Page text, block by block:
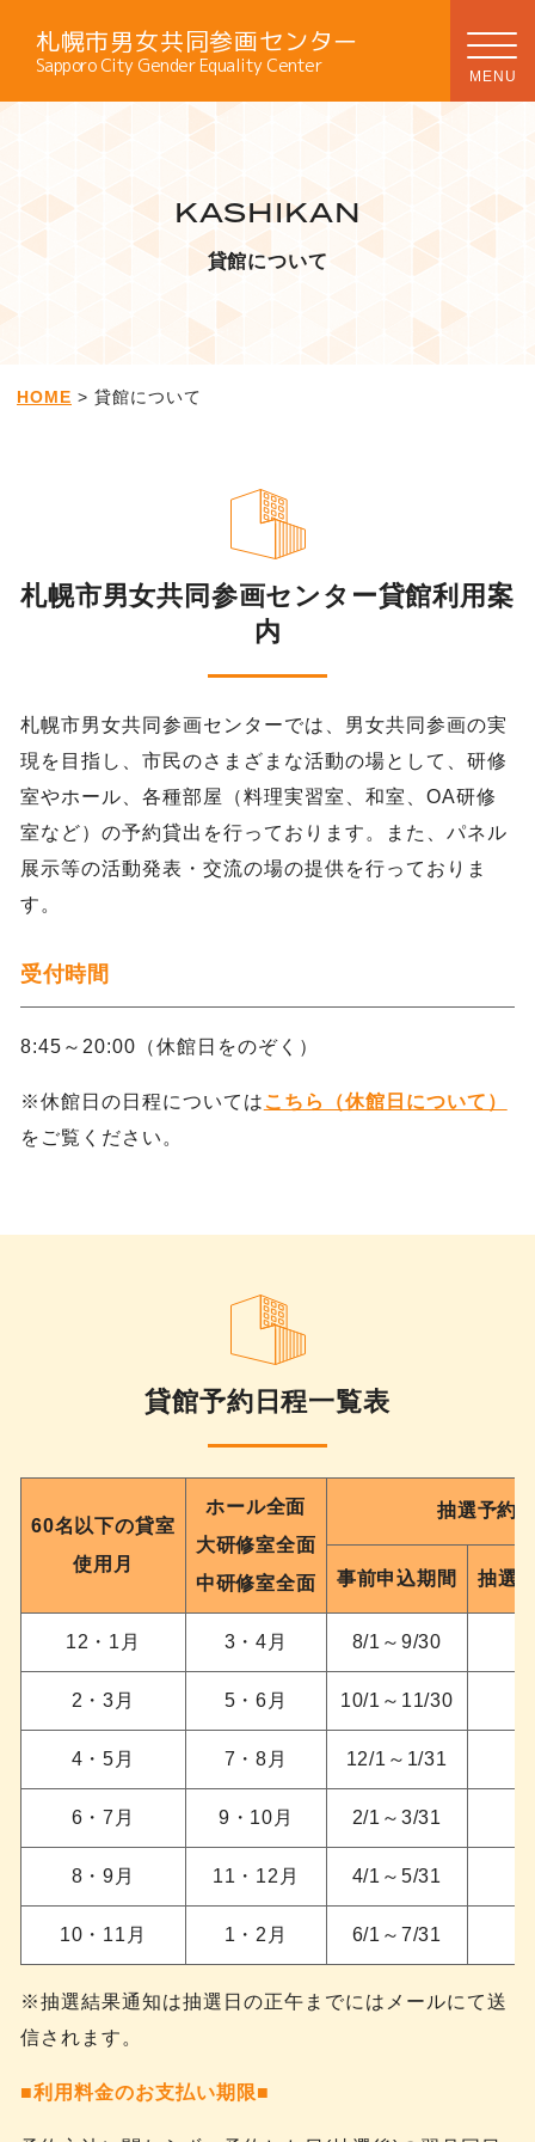
札幌市男女共同参画センター
Sapporo City Gender Equality Center
KASHIKAN
貸館について
HOME > 貸館について
札幌市男女共同参画センター貸館利用案
内
札幌市男女共同参画センターでは、男女共同参画の実
現を目指し、市民のさまざまな活動の場として、研修
室やホール、各種部屋（料理実習室、和室、OA研修
室など）の予約貸出を行っております。また、パネル
展示等の活動発表・交流の場の提供を行っておりま
す。
受付時間
8:45～20:00（休館日をのぞく）
※休館日の日程については こちら（休館日について）
をご覧ください。
貸館予約日程一覧表
60名以下の貸室
使用月
ホール全面
大研修室全面
中研修室全面
抽選予約
事前申込期間 抽選
12・1月 3・4月 8/1～9/30
2・3月 5・6月 10/1～11/30
4・5月 7・8月 12/1～1/31
6・7月 9・10月 2/1～3/31
8・9月 11・12月 4/1～5/31
10・11月 1・2月 6/1～7/31
※抽選結果通知は抽選日の正午までにはメールにて送
信されます。
■利用料金のお支払い期限■